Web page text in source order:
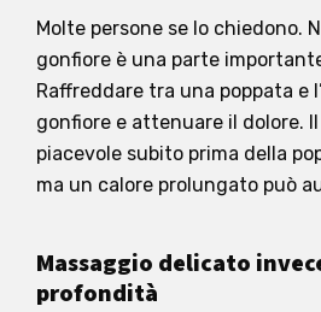
Molte persone se lo chiedono.
gonfiore è una parte
Raffreddare tra una poppata e
gonfiore e attenuare il dolore.
piacevole subito prima della
ma un calore prolungato può
Massaggio delicato
profondità